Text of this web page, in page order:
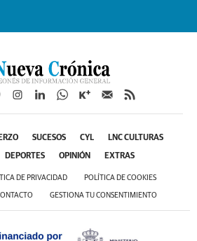
SUCESOS CYL LNC CULTURAS
DEPORTES OPINIÓN EXTRAS
DE PRIVACIDAD POLÍTICA DE COOKIES
GESTIONA TU CONSENTIMIENTO